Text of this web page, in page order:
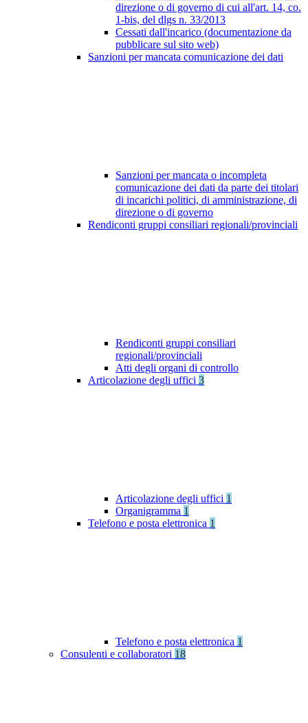
direzione o di governo di cui all'art. 14, co.
1-bis, del dlgs n. 33/2013
Cessati dall'incarico (documentazione da
pubblicare sul sito web)
Sanzioni per mancata comunicazione dei dati
Sanzioni per mancata o incompleta
comunicazione dei dati da parte dei titolari
di incarichi politici, di amministrazione, di
direzione o di governo
Rendiconti gruppi consiliari regionali/provinciali
Rendiconti gruppi consiliari
regionali/provinciali
Atti degli organi di controllo
Articolazione degli uffici 3
Articolazione degli uffici 1
Organigramma 1
Telefono e posta elettronica 1
Telefono e posta elettronica 1
Consulenti e collaboratori 18